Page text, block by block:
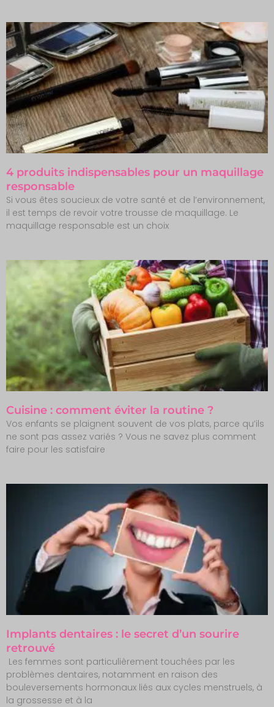
4 produits indispensables pour un maquillage
responsable
Si vous êtes soucieux de votre santé et de l’environnement,
il est temps de revoir votre trousse de maquillage. Le
maquillage responsable est un choix
Cuisine : comment éviter la routine ?
Vos enfants se plaignent souvent de vos plats, parce qu’ils
ne sont pas assez variés ? Vous ne savez plus comment
faire pour les satisfaire
Implants dentaires : le secret d’un sourire
retrouvé
Les femmes sont particulièrement touchées par les
problèmes dentaires, notamment en raison des
bouleversements hormonaux liés aux cycles menstruels, à
la grossesse et à la